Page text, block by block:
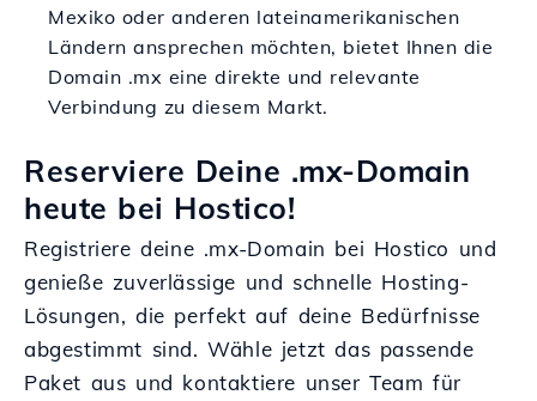
Mexiko oder anderen lateinamerikanischen
Ländern ansprechen möchten, bietet Ihnen die
Domain .mx eine direkte und relevante
Verbindung zu diesem Markt.
Reserviere Deine .mx-Domain
heute bei Hostico!
Registriere deine .mx-Domain bei Hostico und
genieße zuverlässige und schnelle Hosting-
Lösungen, die perfekt auf deine Bedürfnisse
abgestimmt sind. Wähle jetzt das passende
Paket aus und kontaktiere unser Team für